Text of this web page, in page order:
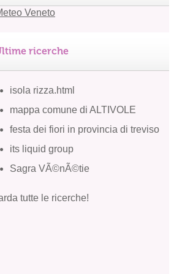
ricerche
isola rizza.html
mappa comune di ALTIVOLE
festa dei fiori in provincia di treviso
its liquid group
Sagra VÃ©nÃ©tie
tutte le ricerche!